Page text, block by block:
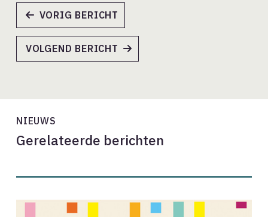
VORIG BERICHT
VOLGEND BERICHT
NIEUWS
Gerelateerde berichten
Oproep: